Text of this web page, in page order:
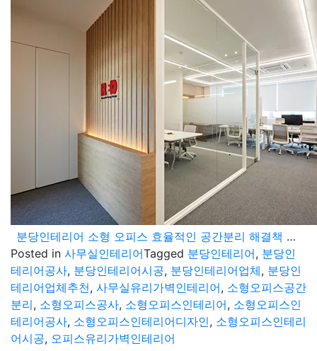
분당인테리어 소형 오피스 효율적인 공간분리 해결책 제시
Posted in 사무실인테리어Tagged 분당인테리어, 분당인
테리어공사, 분당인테리어시공, 분당인테리어업체, 분당인
테리어업체추천, 사무실유리가벽인테리어, 소형오피스공간
분리, 소형오피스공사, 소형오피스인테리어, 소형오피스인
테리어공사, 소형오피스인테리어디자인, 소형오피스인테리
어시공, 오피스유리가벽인테리어